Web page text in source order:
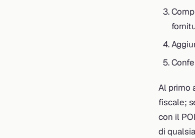
Al primo
fiscale;
con il
di